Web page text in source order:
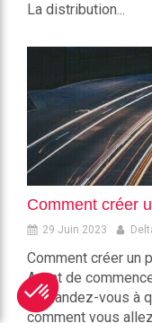
La distribution...
Comment créer
29 Juin 2023
Comment créer un
Avant de
demandez-vous à
comment vous